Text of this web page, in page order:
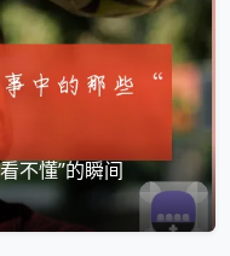
不懂”的瞬间